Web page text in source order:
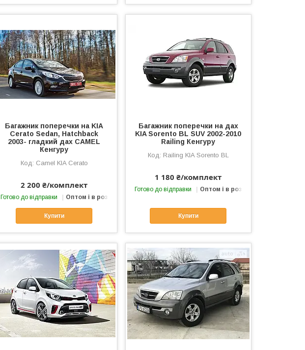
Багажник поперечки на KIA
Cerato Sedan, Hatchback
2003- гладкий дах CAMEL
Кенгуру
Camel KIA Cerato
2 200 ₴/комплект
Готово до відправки Оптом і в роздріб
Купити
Багажник поперечки на дах
KIA Sorento BL SUV 2002-2010
Railing Кенгуру
Railing KIA Sorento BL
1 180 ₴/комплект
Готово до відправки Оптом і в роздріб
Купити